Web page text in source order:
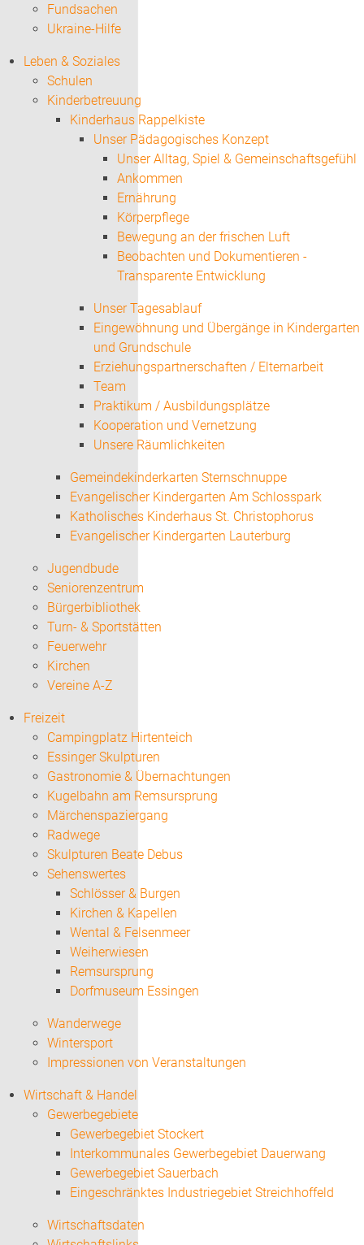
Fundsachen
Ukraine-Hilfe
Leben & Soziales
Schulen
Kinderbetreuung
Kinderhaus Rappelkiste
Unser Pädagogisches Konzept
Unser Alltag, Spiel & Gemeinschaftsgefühl
Ankommen
Ernährung
Körperpflege
Bewegung an der frischen Luft
Beobachten und Dokumentieren -
Transparente Entwicklung
Unser Tagesablauf
Eingewöhnung und Übergänge in Kindergarten
und Grundschule
Erziehungspartnerschaften / Elternarbeit
Team
Praktikum / Ausbildungsplätze
Kooperation und Vernetzung
Unsere Räumlichkeiten
Gemeindekinderkarten Sternschnuppe
Evangelischer Kindergarten Am Schlosspark
Katholisches Kinderhaus St. Christophorus
Evangelischer Kindergarten Lauterburg
Jugendbude
Seniorenzentrum
Bürgerbibliothek
Turn- & Sportstätten
Feuerwehr
Kirchen
Vereine A-Z
Freizeit
Campingplatz Hirtenteich
Essinger Skulpturen
Gastronomie & Übernachtungen
Kugelbahn am Remsursprung
Märchenspaziergang
Radwege
Skulpturen Beate Debus
Sehenswertes
Schlösser & Burgen
Kirchen & Kapellen
Wental & Felsenmeer
Weiherwiesen
Remsursprung
Dorfmuseum Essingen
Wanderwege
Wintersport
Impressionen von Veranstaltungen
Wirtschaft & Handel
Gewerbegebiete
Gewerbegebiet Stockert
Interkommunales Gewerbegebiet Dauerwang
Gewerbegebiet Sauerbach
Eingeschränktes Industriegebiet Streichhoffeld
Wirtschaftsdaten